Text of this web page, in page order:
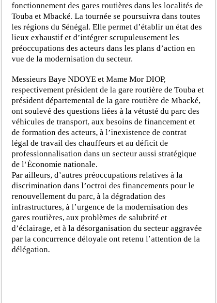
fonctionnement des gares routières dans les localités de
Touba et Mbacké. La tournée se poursuivra dans toutes
les régions du Sénégal. Elle permet d’établir un état des
lieux exhaustif et d’intégrer scrupuleusement les
préoccupations des acteurs dans les plans d’action en
vue de la modernisation du secteur.
Messieurs Baye NDOYE et Mame Mor DIOP,
respectivement président de la gare routière de Touba et
président départemental de la gare routière de Mbacké,
ont soulevé des questions liées à la vétusté du parc des
véhicules de transport, aux besoins de financement et
de formation des acteurs, à l’inexistence de contrat
légal de travail des chauffeurs et au déficit de
professionnalisation dans un secteur aussi stratégique
de l’Économie nationale.
Par ailleurs, d’autres préoccupations relatives à la
discrimination dans l’octroi des financements pour le
renouvellement du parc, à la dégradation des
infrastructures, à l’urgence de la modernisation des
gares routières, aux problèmes de salubrité et
d’éclairage, et à la désorganisation du secteur aggravée
par la concurrence déloyale ont retenu l’attention de la
délégation.